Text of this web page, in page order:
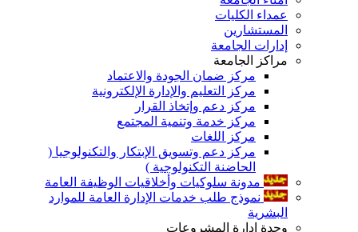
عمداء الكليات
المستشارين
إدارات الجامعة
مراكز الجامعة
مركز ضمان الجودة والاعتماد
مركز التعليم والإدارة الإلكترونية
مركز دعم وإتخاذ القرار
مركز خدمة وتنمية المجتمع
مركز اللغات
مركز دعم وتسويق الإبتكار والتكنولوجيا (
الحاضنة التكنولوجية )
مدونة سلوكيات وأخلاقيات الوظيفة العامة
نموذج طلب خدمات الإدارة العامة للموارد
البشرية
وحدة إدارة المشروعات